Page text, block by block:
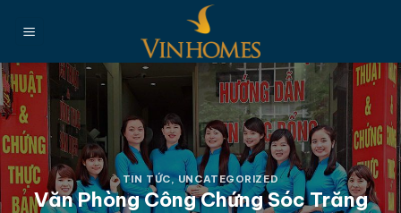
đến
dung
TIN TỨC,UNCATEGORIZED
Văn Phòng Công Chứng Sóc Trăng